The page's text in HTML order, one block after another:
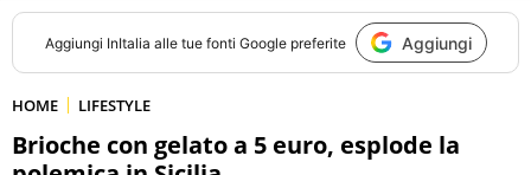
Aggiungi InItalia alle tue fonti Google preferite Aggiungi
HOME LIFESTYLE
Brioche con gelato a 5 euro, esplode la